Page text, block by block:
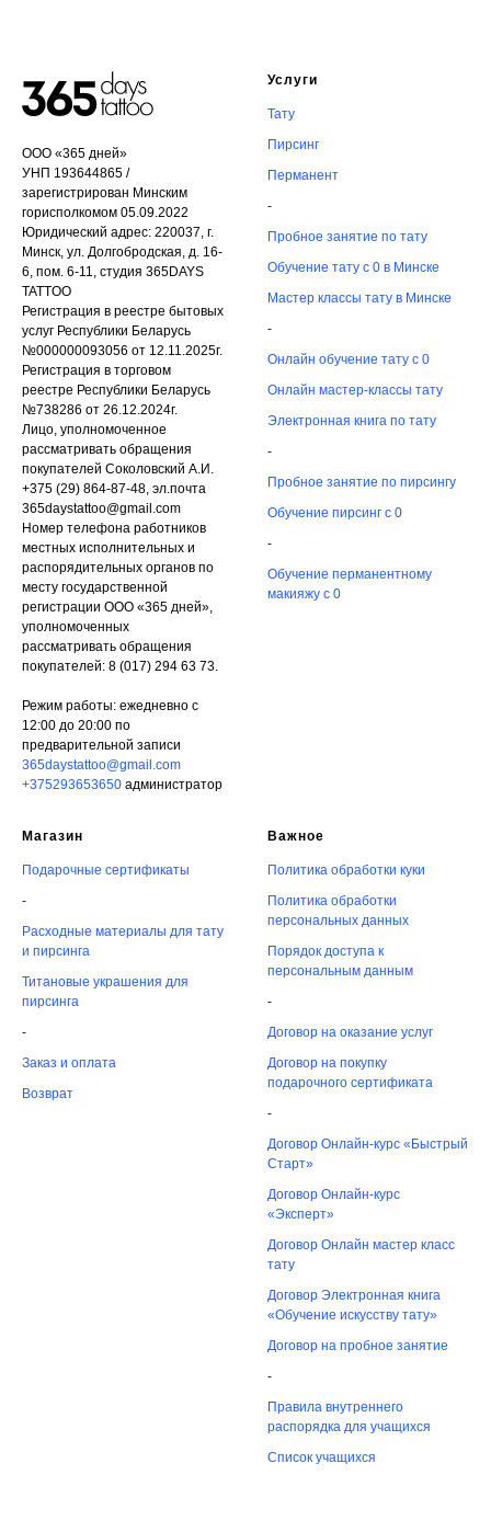
ООО «365 дней»
УНП 193644865 /
зарегистрирован Минским
горисполкомом 05.09.2022
Юридический адрес: 220037, г.
Минск, ул. Долгобродская, д. 16-
6, пом. 6-11, студия 365DAYS
TATTOO
Регистрация в реестре бытовых
услуг Республики Беларусь
№000000093056 от 12.11.2025г.
Регистрация в торговом
реестре Республики Беларусь
№738286 от 26.12.2024г.
Лицо, уполномоченное
рассматривать обращения
покупателей Соколовский А.И.
+375 (29) 864-87-48, эл.почта
365daystattoo@gmail.com
Номер телефона работников
местных исполнительных и
распорядительных органов по
месту государственной
регистрации ООО «365 дней»,
уполномоченных
рассматривать обращения
покупателей: 8 (017) 294 63 73.
Режим работы: ежедневно с
12:00 до 20:00 по
предварительной записи
365daystattoo@gmail.com
+375293653650 администратор
Услуги
Тату
Пирсинг
Перманент
-
Пробное занятие по тату
Обучение тату с 0 в Минске
Мастер классы тату в Минске
-
Онлайн обучение тату с 0
Онлайн мастер-классы тату
Электронная книга по тату
-
Пробное занятие по пирсингу
Обучение пирсинг с 0
-
Обучение перманентному
макияжу с 0
Магазин
Подарочные сертификаты
-
Расходные материалы для тату
и пирсинга
Титановые украшения для
пирсинга
-
Заказ и оплата
Возврат
Важное
Политика обработки куки
Политика обработки
персональных данных
Порядок доступа к
персональным данным
-
Договор на оказание услуг
Договор на покупку
подарочного сертификата
-
Договор Онлайн-курс «Быстрый
Старт»
Договор Онлайн-курс
«Эксперт»
Договор Онлайн мастер класс
тату
Договор Электронная книга
«Обучение искусству тату»
Договор на пробное занятие
-
Правила внутреннего
распорядка для учащихся
Список учащихся